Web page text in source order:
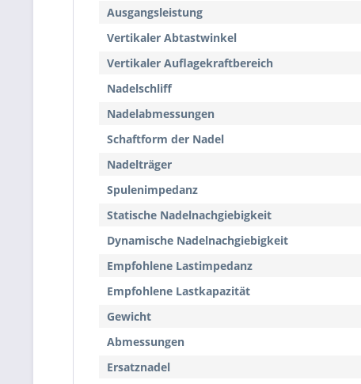
Ausgangsleistung
Vertikaler Abtastwinkel
Vertikaler Auflagekraftbereich
Nadelschliff
Nadelabmessungen
Schaftform der Nadel
Nadelträger
Spulenimpedanz
Statische Nadelnachgiebigkeit
Dynamische Nadelnachgiebigkeit
Empfohlene Lastimpedanz
Empfohlene Lastkapazität
Gewicht
Abmessungen
Ersatznadel